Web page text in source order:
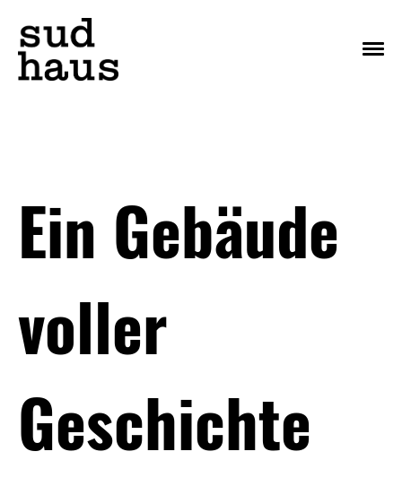
Ein Gebäude
voller
Geschichte